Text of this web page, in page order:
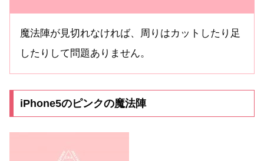
魔法陣が見切れなければ、周りはカットしたり足
したりして問題ありません。
iPhone5のピンクの魔法陣